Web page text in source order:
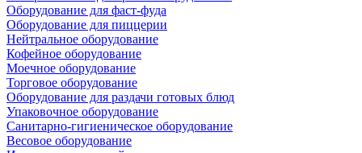
Оборудование для фаст-фуда
Оборудование для пиццерии
Нейтральное оборудование
Кофейное оборудование
Моечное оборудование
Торговое оборудование
Оборудование для раздачи готовых блюд
Упаковочное оборудование
Санитарно-гигиеническое оборудование
Весовое оборудование